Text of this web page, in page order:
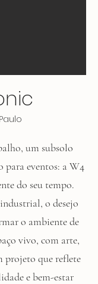
um subsolo
para eventos: a W4
do seu tempo.
o desejo
o ambiente de
vivo, com arte,
projeto que reflete
e bem-estar